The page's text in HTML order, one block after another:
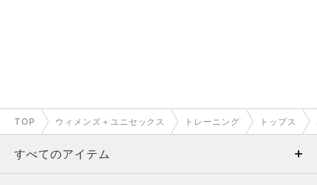
TOP ウィメンズ＋ユニセックス トレーニング トップス
すべてのアイテム